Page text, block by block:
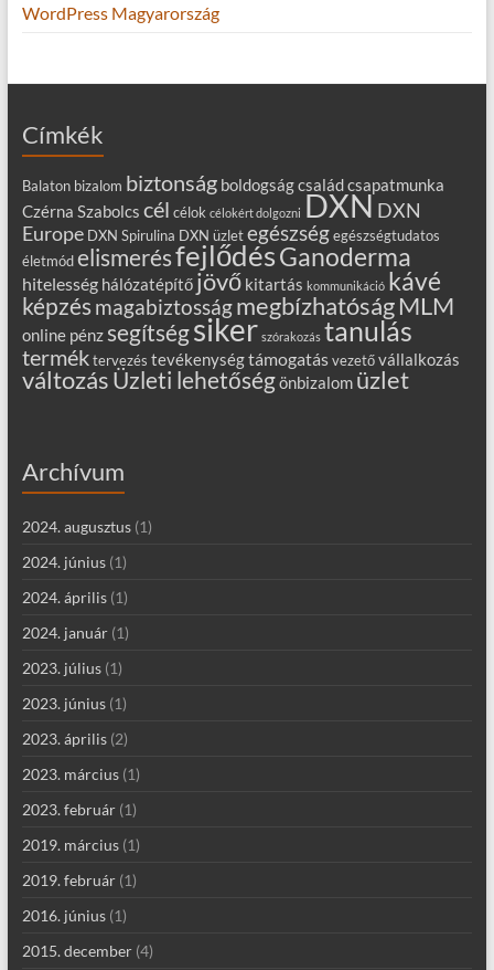
WordPress Magyarország
Címkék
Balaton bizalom biztonság boldogságcsaládcsapatmunka
Czérna Szabolcs cél célok célokért dolgozni DXNDXN
Europe DXN Spirulina DXN üzlet egészség egészségtudatos
életmód elismerésfejlődésGanoderma
hitelesség hálózatépítő jövő kitartás kommunikáció kávé
képzésmagabiztosságmegbízhatóság MLM
online pénz segítségsiker szórakozás tanulás
termék tervezés tevékenységtámogatás vezető vállalkozás
változás Üzleti lehetőségönbizalom üzlet
Archívum
2024. augusztus(1)
2024. június(1)
2024. április(1)
2024. január(1)
2023. július(1)
2023. június(1)
2023. április(2)
2023. március(1)
2023. február(1)
2019. március(1)
2019. február(1)
2016. június(1)
2015. december(4)